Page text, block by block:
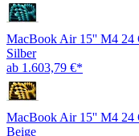
MacBook Air 15'' M4 24
Silber
ab 1.603,79 €*
MacBook Air 15'' M4 24
Beige